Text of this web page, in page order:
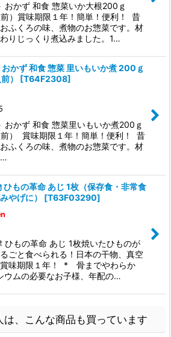
おかず 和食 惣菜いか大根200ｇ
前）賞味期限１年！簡単！便利！ 昔
ふくろの味、煮物のお惣菜です。材
りじっくり煮込みました。1…
おかず 和食 惣菜 里いもいか煮 200ｇ
）
[T64F2308]
おかず 和食 惣菜里いもいか煮200ｇ
前） 賞味期限１年！簡単！便利！ 昔
ふくろの味、煮物のお惣菜です。材
…
ひもの革命 あじ 1枚（保存食・非常食
やげに）
[T63F03290]
ひもの革命 あじ 1枚焼いたひものが
ごと食べられる！日本の干物、真空
味期限１年！ * 骨までやわらか
ムの必要なお子様、年配の…
は、こんな商品も買っています